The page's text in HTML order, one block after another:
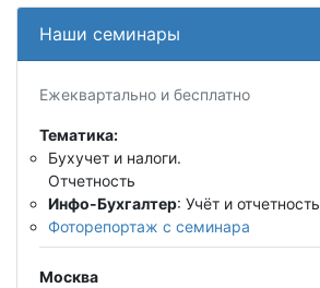
Наши семинары
Ежеквартально и бесплатно
Тематика:
Бухучет и налоги.
Отчетность
Инфо-Бухгалтер: Учёт и отчетность
Фоторепортаж с семинара
Москва